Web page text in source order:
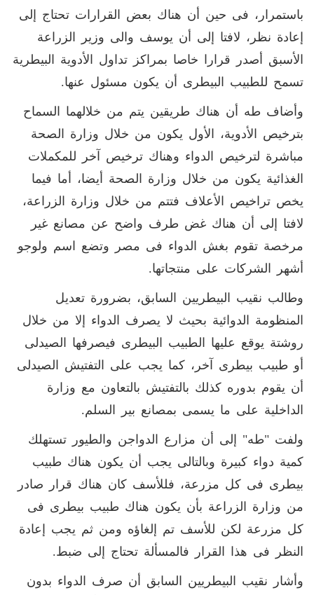
باستمرار، فى حين أن هناك بعض القرارات تحتاج إلى
إعادة نظر، لافتا إلى أن يوسف والى وزير الزراعة
الأسبق أصدر قرارا خاصا بمراكز تداول الأدوية البيطرية
تسمح للطبيب البيطرى أن يكون مسئول عنها.
وأضاف طه أن هناك طريقين يتم من خلالهما السماح
بترخيص الأدوية، الأول يكون من خلال وزارة الصحة
مباشرة لترخيص الدواء وهناك ترخيص آخر للمكملات
الغذائية يكون من خلال وزارة الصحة أيضا، أما فيما
يخص تراخيص الأعلاف فتتم من خلال وزارة الزراعة،
لافتا إلى أن هناك غض طرف واضح عن مصانع غير
مرخصة تقوم بغش الدواء فى مصر وتضع اسم ولوجو
أشهر الشركات على منتجاتها.
وطالب نقيب البيطريين السابق، بضرورة تعديل
المنظومة الدوائية بحيث لا يصرف الدواء إلا من خلال
روشتة يوقع عليها الطبيب البيطرى فيصرفها الصيدلى
أو طبيب بيطرى آخر، كما يجب على التفتيش الصيدلى
أن يقوم بدوره كذلك بالتفتيش بالتعاون مع وزارة
الداخلية على ما يسمى بمصانع بير السلم.
ولفت "طه" إلى أن مزارع الدواجن والطيور تستهلك
كمية دواء كبيرة وبالتالى يجب أن يكون هناك طبيب
بيطرى فى كل مزرعة، فللأسف كان هناك قرار صادر
من وزارة الزراعة بأن يكون هناك طبيب بيطرى فى
كل مزرعة لكن للأسف تم إلغاؤه ومن ثم يجب إعادة
النظر فى هذا القرار فالمسألة تحتاج إلى ضبط.
وأشار نقيب البيطريين السابق أن صرف الدواء بدون